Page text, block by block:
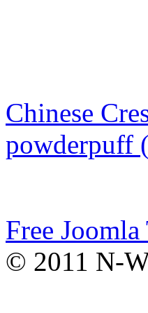
Chinese
powderpuff
Free Joomla
© 2011 N-